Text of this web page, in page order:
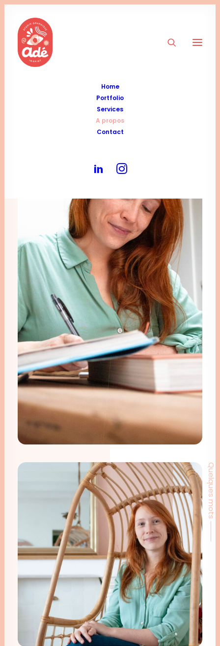
Home
Portfolio
Services
A propos
Contact
Quelques mots ⸻